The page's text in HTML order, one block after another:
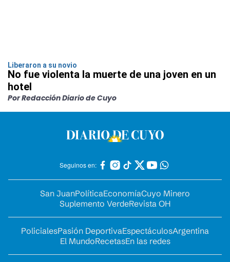
Liberaron a su novio
No fue violenta la muerte de una joven en un
hotel
Por Redacción Diario de Cuyo
Seguinos en:
San JuanPolíticaEconomíaCuyo Minero
Suplemento VerdeRevista OH
PolicialesPasión DeportivaEspectáculosArgentina
El MundoRecetasEn las redes